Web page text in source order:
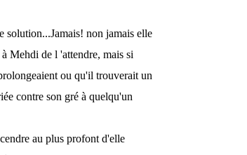
solution...Jamais! non jamais elle
Mehdi de l 'attendre, mais si
ou qu'il trouverait un
contre son gré à quelqu'un
au plus profont d'elle